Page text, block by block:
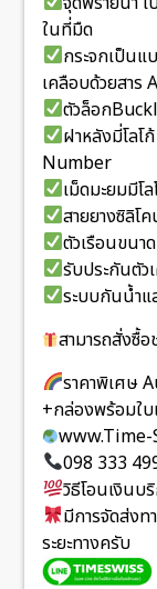
ในที่มืด
กระจกเป็น
เคลือบด้วยสาร
ตัวล็อก
ฝาหลังมี่โลโ
Number
เม็ดมะยมมีโ
สายยางซิลิโ
ตัวเรือนขนา
รับประกันตัว
ระบบกันน้ำแ
สามารถสั่งซื้
ราคาพิเศษ
+กล่องพร้อมใบ
www.Time-
098 333
วิธีโอนเงินบ
มีการจัดส่งท
ระยะทางครับ